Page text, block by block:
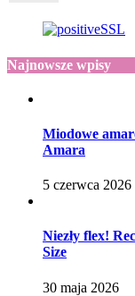
Najnowsze wpisy
Miodowe
Amara
5 czerwca 2026
Niezły flex!
Size
30 maja 2026